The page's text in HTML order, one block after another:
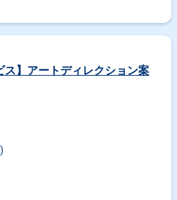
ス】アートディレクション案